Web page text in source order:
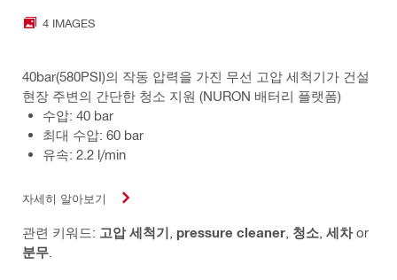
4 IMAGES
40bar(580PSI)의 작동 압력을 가진 무선 고압 세척기가 건설
현장 주변의 간단한 청소 지원 (NURON 배터리 플랫폼)
수압: 40 bar
최대 수압: 60 bar
유속: 2.2 l/min
자세히 알아보기
관련 키워드: 고압 세척기 pressure cleaner 청소 세차or
분무